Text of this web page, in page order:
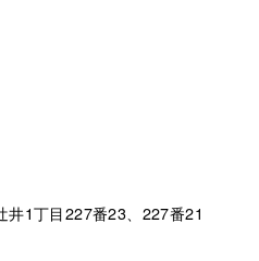
井1丁目227番23、227番21